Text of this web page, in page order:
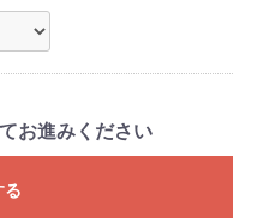
お進みください
る